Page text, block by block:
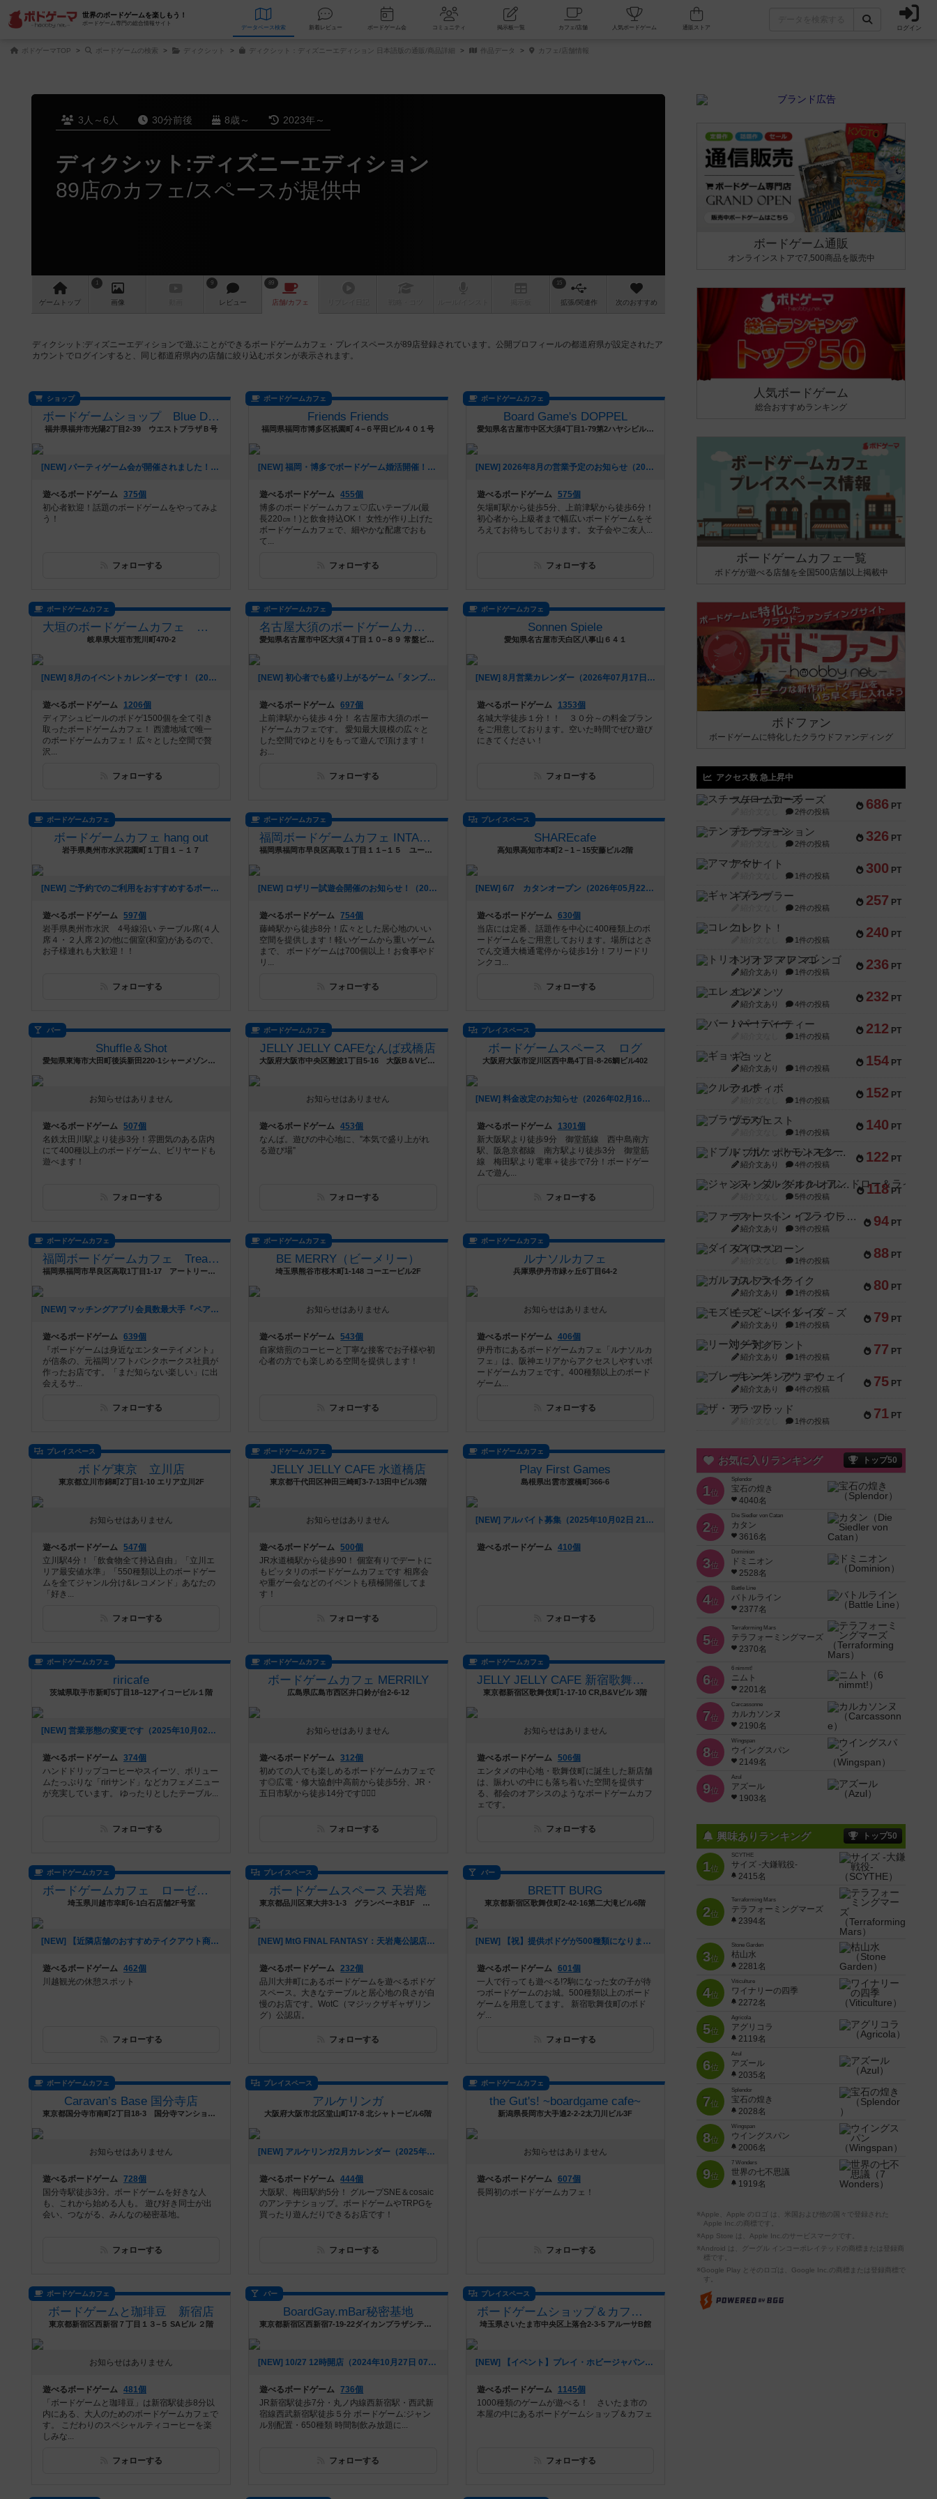
世界のボードゲームを楽しもう！
ボードゲーム専門の総合情報サイト
データベース 検索 新着レビュー ボードゲーム会 コミュニティ 掲示板一覧 カフェ/店舗 人気ボードゲーム ログイン
ボドゲーマTOP ボードゲームの検索 ディクシット ディクシット：ディズニーエディション 日本語版の通販/商品詳細 作品データ カフェ/店舗情報
3人～6人 30分前後 8歳～ 2023年～
ディクシット:ディズニーエディション
89店のカフェ/スペースが提供中
ゲーム トップ
1
画像
9
レビュー
89
店舗/カフェ
15
拡張/関連作 次のおすすめ
ディクシット:ディズニーエディションで遊ぶことができるボードゲームカフェ・プレイスペースが89店登録されています。公開プロフィールの都道府県が設定されたア
カウントでログインすると、同じ都道府県内の店舗に絞り込むボタンが表示されます。
ショップ
ボードゲームショップ Blue Dice
福井県福井市光陽2丁目2-39 ウエストプラザＢ号
[NEW] パーティゲーム会が開催されました！（2026年08月06日 20時08分）
遊べるボードゲーム 375個
初心者歓迎！話題のボードゲームをやってみよ
う！
フォローする
ボードゲームカフェ
Friends Friends
福岡県福岡市博多区祇園町４−６平田ビル４０１号
[NEW] 福岡・博多でボードゲーム婚活開催！8月29日㈰（2026年08月05日 16時55分）
遊べるボードゲーム 455個
博多のボードゲームカフェ♡広いテーブル(最
長220㎝！)と飲食持込OK！ 女性が作り上げた
ボードゲームカフェで、細やかな配慮でおも
て...
フォローする
ボードゲームカフェ
Board Game's DOPPEL
愛知県名古屋市中区大須4丁目1-79第2ハヤシビル地下1階
[NEW] 2026年8月の営業予定のお知らせ（2026年08月04日 18時51分）
遊べるボードゲーム 575個
矢場町駅から徒歩5分、上前津駅から徒歩6分！
初心者から上級者まで幅広いボードゲームをそ
ろえてお待ちしております。 女子会やご友人...
フォローする
ボードゲームカフェ
大垣のボードゲームカフェ 黒やぎさん
岐阜県大垣市荒川町470-2
[NEW] 8月のイベントカレンダーです！（2026年07月22日 01時06分）
遊べるボードゲーム
1206個
ディアシュピールのボドゲ1500個を全て引き
取ったボードゲームカフェ！ 西濃地域で唯一
のボードゲームカフェ！ 広々とした空間で贅
沢...
フォローする
ボードゲームカフェ
名古屋大須のボードゲームカフェ Board Game's
愛知県名古屋市中区大須４丁目１０−８９ 常盤ビル３階
[NEW] 初心者でも盛り上がるゲーム「タンブリンダイス」（2026年07月17日 14時05分）
遊べるボードゲーム 697個
上前津駅から徒歩４分！ 名古屋市大須のボー
ドゲームカフェです。 愛知最大規模の広々と
した空間でゆとりをもって遊んで頂けます！
お...
フォローする
ボードゲームカフェ
Sonnen Spiele
愛知県名古屋市天白区八事山６４１
[NEW] 8月営業カレンダー（2026年07月17日 13時19分）
遊べるボードゲーム
1353個
名城大学徒歩１分！！ ３０分～の料金プラン
をご用意しております。空いた時間でぜひ遊び
にきてください！
フォローする
ボードゲームカフェ
ボードゲームカフェ hang out
岩手県奥州市水沢花園町１丁目１－１７
[NEW] ご予約でのご利用をおすすめするボードゲーム（2026年07月04日 11時59分）
遊べるボードゲーム 597個
岩手県奥州市水沢 4号線沿い テーブル席(４人
席４・２人席２)の他に個室(和室)があるので、
お子様連れも大歓迎！！
フォローする
ボードゲームカフェ
福岡ボードゲームカフェ INTALES Cafe
福岡県福岡市早良区高取１丁目１１−１５ ユーテラス高取
[NEW] ロザリー試遊会開催のお知らせ！（2026年06月23日 05時02分）
遊べるボードゲーム 754個
藤崎駅から徒歩8分！広々とした居心地のいい
空間を提供します！軽いゲームから重いゲーム
まで、 ボードゲームは700個以上！お食事やド
リ...
フォローする
プレイスペース
SHAREcafe
高知県高知市本町2－1－15安藤ビル2階
[NEW] 6/7 カタンオープン（2026年05月22日 08時24分）
遊べるボードゲーム 630個
当店には定番、話題作を中心に400種類上のボ
ードゲームをご用意しております。場所はとさ
でん交通大橋通電停から徒歩1分！フリードリ
ンクコ...
フォローする
バー
Shuffle＆Shot
愛知県東海市大田町後浜新田220-1シャーメゾン叶E号室
お知らせはありません
遊べるボードゲーム 507個
名鉄太田川駅より徒歩3分！雰囲気のある店内
にて400種以上のボードゲーム、ビリヤードも
遊べます！
フォローする
ボードゲームカフェ
JELLY JELLY CAFEなんば戎橋店
大阪府大阪市中央区難波1丁目5-16 大阪B＆Vビル4F
お知らせはありません
遊べるボードゲーム 453個
なんば。遊びの中心地に、”本気で盛り上がれ
る遊び場”
フォローする
プレイスペース
ボードゲームスペース ログ
大阪府大阪市淀川区西中島4丁目-8-26鯛ビル402
[NEW] 料金改定のお知らせ（2026年02月16日 19時20分）
遊べるボードゲーム
1301個
新大阪駅より徒歩9分 御堂筋線 西中島南方
駅、阪急京都線 南方駅より徒歩3分 御堂筋
線 梅田駅より電車＋徒歩で7分！ボードゲー
ムで遊ん...
フォローする
ボードゲームカフェ
福岡ボードゲームカフェ Treasure Box
福岡県福岡市早良区高取1丁目1-17 アートリーチェ3F
[NEW] マッチングアプリ会員数最大手『ペアーズ』との初の【ボードゲームマッチングイベント】開催決定‼️（2026年01月06日 16時43分）
遊べるボードゲーム 639個
『ボードゲームは身近なエンターテイメント』
が信条の、元福岡ソフトバンクホークス社員が
作ったお店です。「まだ知らない楽しい」に出
会えるサ...
フォローする
ボードゲームカフェ
BE MERRY（ビーメリー）
埼玉県熊谷市桜木町1-148 コーエービル2F
お知らせはありません
遊べるボードゲーム 543個
自家焙煎のコーヒーと丁寧な接客でお子様や初
心者の方でも楽しめる空間を提供します！
フォローする
ボードゲームカフェ
ルナソルカフェ
兵庫県伊丹市緑ヶ丘6丁目64-2
お知らせはありません
遊べるボードゲーム 406個
伊丹市にあるボードゲームカフェ「ルナソルカ
フェ」は、阪神エリアからアクセスしやすいボ
ードゲームカフェです。400種類以上のボード
ゲーム...
フォローする
プレイスペース
ボドゲ東京 立川店
東京都立川市錦町2丁目1-10 エリア立川2F
お知らせはありません
遊べるボードゲーム 547個
立川駅4分！「飲食物全て持込自由」「立川エ
リア最安値水準」「550種類以上のボードゲー
ムを全てジャンル分け&レコメンド」あなたの
「好き...
フォローする
ボードゲームカフェ
JELLY JELLY CAFE 水道橋店
東京都千代田区神田三崎町3-7-13田中ビル3階
お知らせはありません
遊べるボードゲーム 500個
JR水道橋駅から徒歩90！ 個室有りでデートに
もピッタリのボードゲームカフェです 相席会
や重ゲー会などのイベントも積極開催してま
す！
フォローする
ボードゲームカフェ
Play First Games
島根県出雲市渡橋町366-6
[NEW] アルバイト募集（2025年10月02日 21時39分）
遊べるボードゲーム 410個
フォローする
ボードゲームカフェ
riricafe
茨城県取手市新町5丁目18−12アイコービル１階
[NEW] 営業形態の変更です（2025年10月02日 12時44分）
遊べるボードゲーム 374個
ハンドドリップコーヒーやスイーツ、ボリュー
ムたっぷりな「ririサンド」などカフェメニュー
が充実しています。 ゆったりとしたテーブル...
フォローする
ボードゲームカフェ
ボードゲームカフェ MERRILY
広島県広島市西区井口鈴が台2-6-12
お知らせはありません
遊べるボードゲーム 312個
初めての人でも楽しめるボードゲームカフェで
す◎広電・修大協創中高前から徒歩5分、JR・
五日市駅から徒歩14分です🚶‍♀️✨
フォローする
ボードゲームカフェ
JELLY JELLY CAFE 新宿歌舞伎町店
東京都新宿区歌舞伎町1-17-10 CR,B&Vビル 3階
お知らせはありません
遊べるボードゲーム 506個
エンタメの中心地・歌舞伎町に誕生した新店舗
は、賑わいの中にも落ち着いた空間を提供す
る、都会のオアシスのようなボードゲームカフ
ェです。
フォローする
ボードゲームカフェ
ボードゲームカフェ ローゼンブルク
埼玉県川越市幸町6-1白石店舗2F号室
[NEW] 【近隣店舗のおすすめテイクアウト商品】〜その10〜 （2025年07月11日 15時03分）
遊べるボードゲーム 462個
川越観光の休憩スポット
フォローする
プレイスペース
ボードゲームスペース 天岩庵
東京都品川区東大井3-1-3 グランベーネB1F 大井町Kanoa内
[NEW] MtG FINAL FANTASY：天岩庵公認店イベントをまとめました（2025年06月09日 17時21分）
遊べるボードゲーム 232個
品川大井町にあるボードゲームを遊べるボドゲ
スペース。大きなテーブルと居心地の良さが自
慢のお店です。WotC（マジックザギャザリン
グ）公認店。
フォローする
バー
BRETT BURG
東京都新宿区歌舞伎町2-42-16第二大滝ビル6階
[NEW] 【祝】提供ボドゲが500種類になりました！（2025年05月05日 18時08分）
遊べるボードゲーム 601個
一人で行っても遊べる!?駒になった女の子が待
つボードゲームのお城。500種類以上のボード
ゲームを用意してます。 新宿歌舞伎町のボド
ゲ...
フォローする
ボードゲームカフェ
Caravan’s Base 国分寺店
東京都国分寺市南町2丁目18-3 国分寺マンション B08
お知らせはありません
遊べるボードゲーム 728個
国分寺駅徒歩3分。ボードゲームを好きな人
も、これから始める人も。 遊び好き同士が出
会い、つながる、みんなの秘密基地。
フォローする
プレイスペース
アルケリンガ
大阪府大阪市北区堂山町17-8 北シャトービル6階
[NEW] アルケリンガ2月カレンダー（2025年02月13日 16時53分）
遊べるボードゲーム 444個
大阪駅、梅田駅約5分！ グループSNE＆cosaic
のアンテナショップ。ボードゲームやTRPGを
買ったり遊んだりできるお店です！
フォローする
ボードゲームカフェ
the Gut's! ~boardgame cafe~
新潟県長岡市大手通2-2-2太刀川ビル3F
お知らせはありません
遊べるボードゲーム 607個
長岡初のボードゲームカフェ！
フォローする
ボードゲームカフェ
ボードゲームと珈琲豆 新宿店
東京都新宿区西新宿７丁目１３−５ SAビル ２階
お知らせはありません
遊べるボードゲーム 481個
「ボードゲームと珈琲豆」は新宿駅徒歩8分以
内にある、大人のためのボードゲームカフェで
す。 こだわりのスペシャルティコーヒーを楽
しみな...
フォローする
バー
BoardGay.mBar秘密基地
東京都新宿区西新宿7-19-22ダイカンプラザシティ104
[NEW] 10/27 12時開店（2024年10月27日 07時39分）
遊べるボードゲーム 736個
JR新宿駅徒歩7分・丸ノ内線西新宿駅・西武新
宿線西武新宿駅徒歩５分 ボードゲーム:ジャン
ル別配置・650種類 時間制飲み放題に...
フォローする
プレイスペース
ボードゲームショップ＆カフェ クエスチョン
埼玉県さいたま市中央区上落合2-3-5 アルーサB館
[NEW] 【イベント】プレイ・ホビージャパン！ 『ドミニオン』キャンペーン開催！（11/4 追記アリ）（2024年10月24日 21時41分）
遊べるボードゲーム
1145個
1000種類のゲームが遊べる！ さいたま市の
本屋の中にあるボードゲームショップ＆カフェ
フォローする
ボードゲーム通販
オンラインストアで7,500商品を販売中
人気ボードゲーム
総合おすすめランキング
ボードゲームカフェ一覧
ボドゲが遊べる店舗を全国500店舗以上掲載中
ボドファン
ボードゲームに特化したクラウドファンディング
アクセス数 急上昇中
686 PT
スチームローラーズ
2件の投稿
326 PT
テンプテーション
2件の投稿
300 PT
アマナイト
1件の投稿
257 PT
ギャンブラー
2件の投稿
240 PT
コレクト！
1件の投稿
236 PT
トリオンフ ア マレンゴ
紹介文あり 1件の投稿
232 PT
エレメンツ
紹介文あり 4件の投稿
212 PT
バー！パーティー
1件の投稿
154 PT
ギョッと
紹介文あり 1件の投稿
152 PT
クルティボ
1件の投稿
140 PT
ブラヴェスト
1件の投稿
122 PT
ドブル：ポケットモンスター
紹介文あり 4件の投稿
118 PT
ジャンヌ・ダルク-オルレアン ドロー＆ライト
5件の投稿
94 PT
ファースト・イン・フライト
紹介文あり 3件の投稿
88 PT
ダイススローン
1件の投稿
80 PT
ガルフストライク
紹介文あり 1件の投稿
79 PT
モズビ－ズ・レイダ－ズ
紹介文あり 1件の投稿
77 PT
リー対グラント
紹介文あり 1件の投稿
75 PT
ブレーキング・アウェイ
紹介文あり 4件の投稿
71 PT
ザ・フラッド
1件の投稿
お気に入りランキング トップ50
1位
Splendor
宝石の煌き
4040名
2位
Die Siedler von Catan
カタン
3616名
3位
Dominion
ドミニオン
2528名
4位
Battle Line
バトルライン
2377名
5位
Terraforming Mars
テラフォーミングマーズ
2370名
6位
6 nimmt!
ニムト
2201名
7位
Carcassonne
カルカソンヌ
2190名
8位
Wingspan
ウイングスパン
2149名
9位
Azul
アズール
1903名
興味ありランキング トップ50
1位
SCYTHE
サイズ -大鎌戦役-
2415名
2位
Terraforming Mars
テラフォーミングマーズ
2394名
3位
Stone Garden
枯山水
2281名
4位
Viticulture
ワイナリーの四季
2272名
5位
Agricola
アグリコラ
2119名
6位
Azul
アズール
2035名
7位
Splendor
宝石の煌き
2028名
8位
Wingspan
ウイングスパン
2006名
9位
7 Wonders
世界の七不思議
1919名
※Apple、Apple のロゴ は、米国および他の国々で登録された
Apple Inc.の商標です。
※App Store は、Apple Inc.のサービスマークです。
※Android は、グーグル インコーポレイテッドの商標または登録商
標です。
※Google Play とそのロゴは、Google Inc.の商標または登録商標で
す。